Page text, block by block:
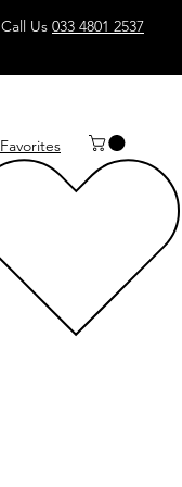
Call Us 033 4801 2537
Favorites